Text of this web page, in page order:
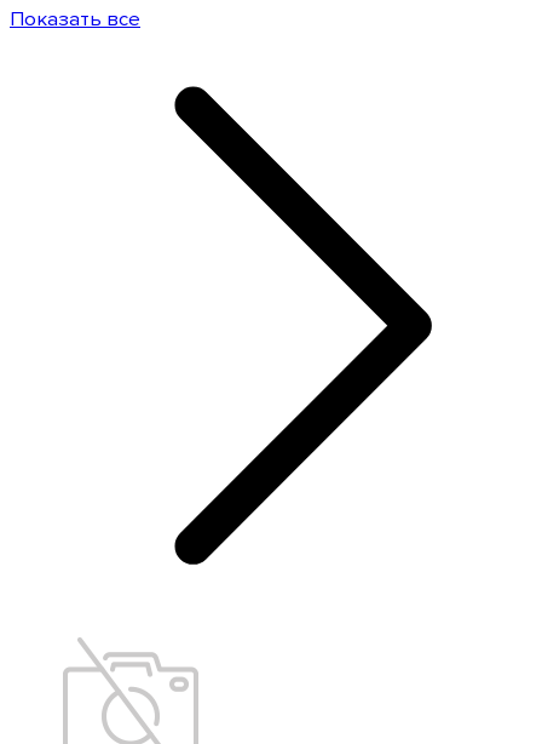
Показать все